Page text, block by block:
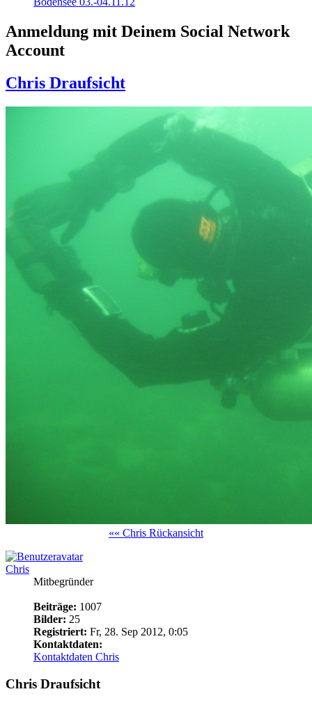
Anmeldung mit Deinem Social Network
Account
Chris Draufsicht
«« Chris Rückansicht
Chris
Mitbegründer
Beiträge: 1007
Bilder: 25
Registriert: Fr, 28. Sep 2012, 0:05
Kontaktdaten:
Kontaktdaten Chris
Chris Draufsicht